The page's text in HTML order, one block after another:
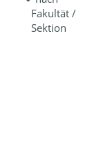
Fakultät /
Sektion